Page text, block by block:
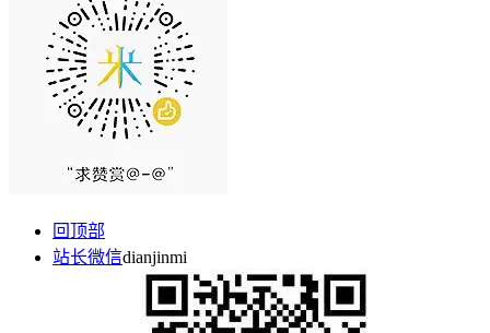
回顶部
站长微信dianjinmi